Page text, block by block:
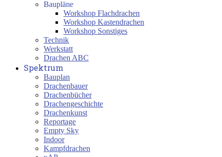
Baupläne
Workshop Flachdrachen
Workshop Kastendrachen
Workshop Sonstiges
Technik
Werkstatt
Drachen ABC
Spektrum
Bauplan
Drachenbauer
Drachenbücher
Drachengeschichte
Drachenkunst
Reportage
Empty Sky
Indoor
Kampfdrachen